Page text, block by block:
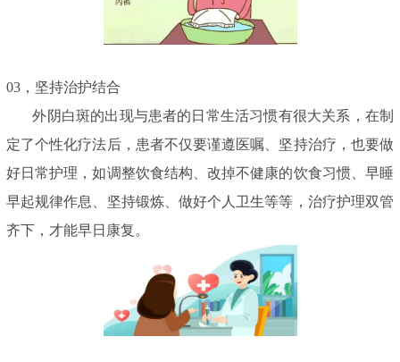
03，坚持治护结合
外阴白斑的出现与患者的日常生活习惯有很大关系，在制
定了个性化疗法后，患者不仅要谨遵医嘱、坚持治疗，也要做
好日常护理，如调整饮食结构、改掉不健康的饮食习惯、早睡
早起规律作息、坚持锻炼、做好个人卫生等等，治疗护理双管
齐下，才能早日康复。